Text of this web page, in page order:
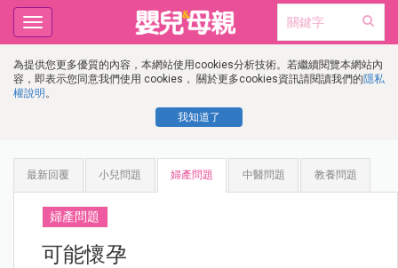
為提供您更多優質的內容，本網站使用cookies分析技術。若繼續閱覽本網站內
容，即表示您同意我們使用 cookies， 關於更多cookies資訊請閱讀我們的隱私
權說明 。
我知道了
Toggle
navigation
最新回覆 小兒問題 婦產問題 中醫問題 教養問題
婦產問題
可能懷孕